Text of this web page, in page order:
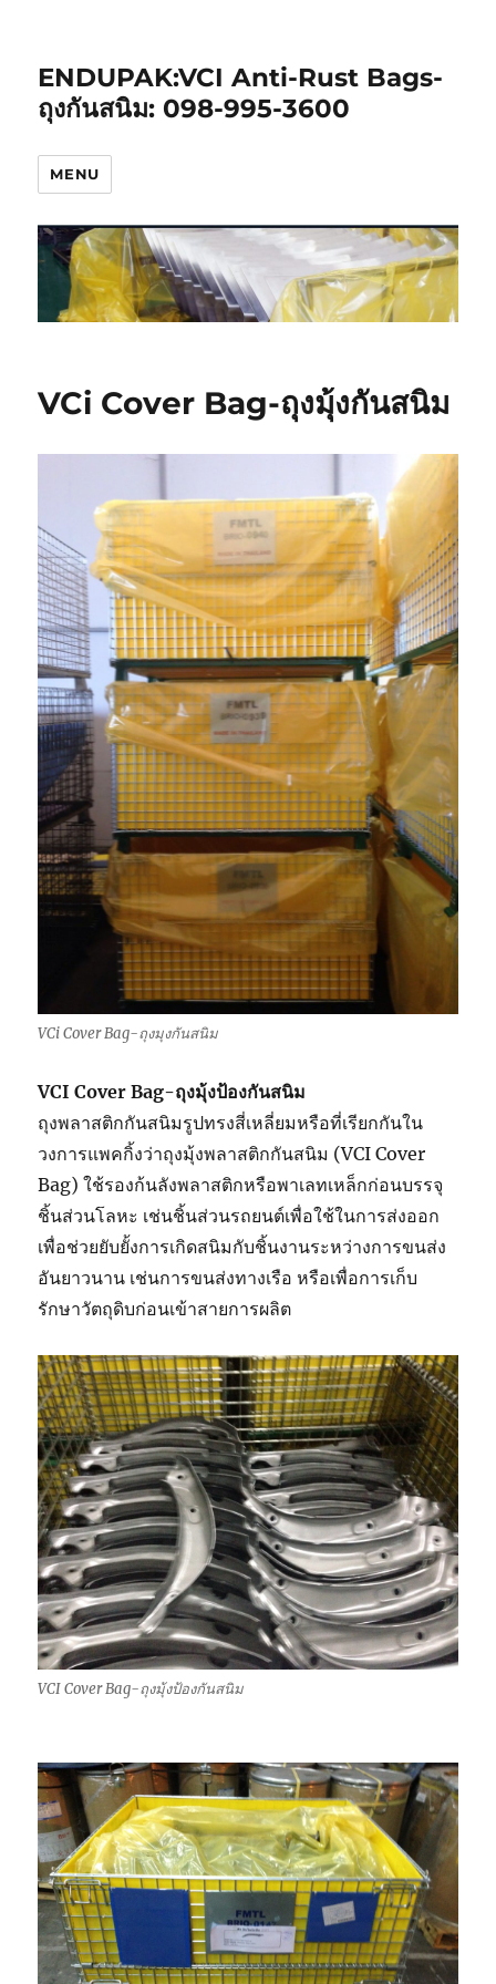
ENDUPAK:VCI Anti-Rust Bags-
ถุงกันสนิม: 098-995-3600
MENU
VCi Cover Bag-ถุงมุ้งกันสนิม
VCi Cover Bag-ถุงมุงกันสนิม
VCI Cover Bag-ถุงมุ้งป้องกันสนิม
ถุงพลาสติกกันสนิมรูปทรงสี่เหลี่ยมหรือที่เรียกกันใน
วงการแพคกิ้งว่าถุงมุ้งพลาสติกกันสนิม (VCI Cover
Bag) ใช้รองก้นลังพลาสติกหรือพาเลทเหล็กก่อนบรรจุ
ชิ้นส่วนโลหะ เช่นชิ้นส่วนรถยนต์เพื่อใช้ในการส่งออก
เพื่อช่วยยับยั้งการเกิดสนิมกับชิ้นงานระหว่างการขนส่ง
อันยาวนาน เช่นการขนส่งทางเรือ หรือเพื่อการเก็บ
รักษาวัตถุดิบก่อนเข้าสายการผลิต
VCI Cover Bag-ถุงมุ้งป้องกันสนิม